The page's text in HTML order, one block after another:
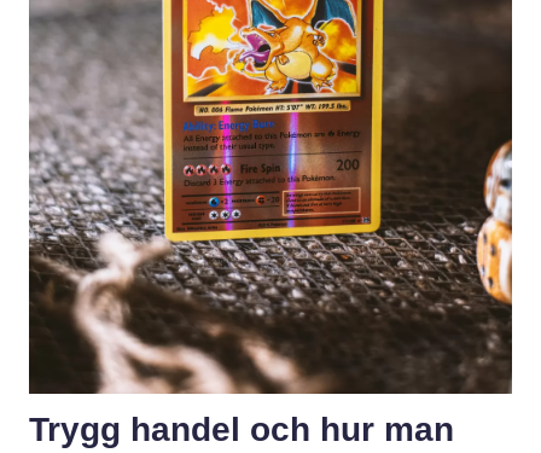
Trygg handel och hur man